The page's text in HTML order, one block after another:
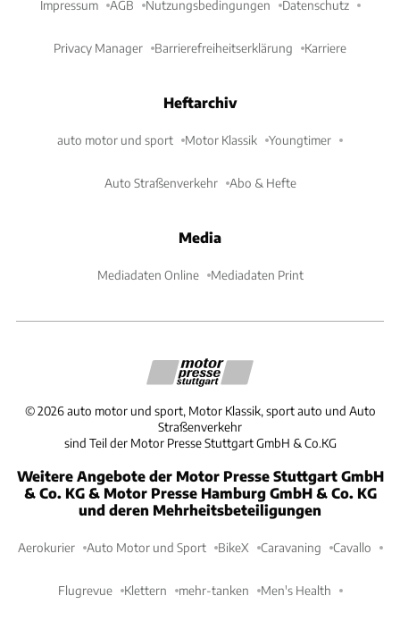
Impressum AGB Nutzungsbedingungen Datenschutz
Privacy Manager Barrierefreiheitserklärung Karriere
Heftarchiv
auto motor und sport Motor Klassik Youngtimer
Auto Straßenverkehr Abo & Hefte
Media
Mediadaten Online Mediadaten Print
©2026 auto motor und sport, Motor Klassik, sport auto und Auto
Straßenverkehr
sind Teil der Motor Presse Stuttgart GmbH & Co.KG
Weitere Angebote der Motor Presse Stuttgart GmbH
& Co. KG & Motor Presse Hamburg GmbH & Co. KG
und deren Mehrheitsbeteiligungen
Aerokurier Auto Motor und Sport BikeX Caravaning Cavallo
Flugrevue Klettern mehr-tanken Men's Health